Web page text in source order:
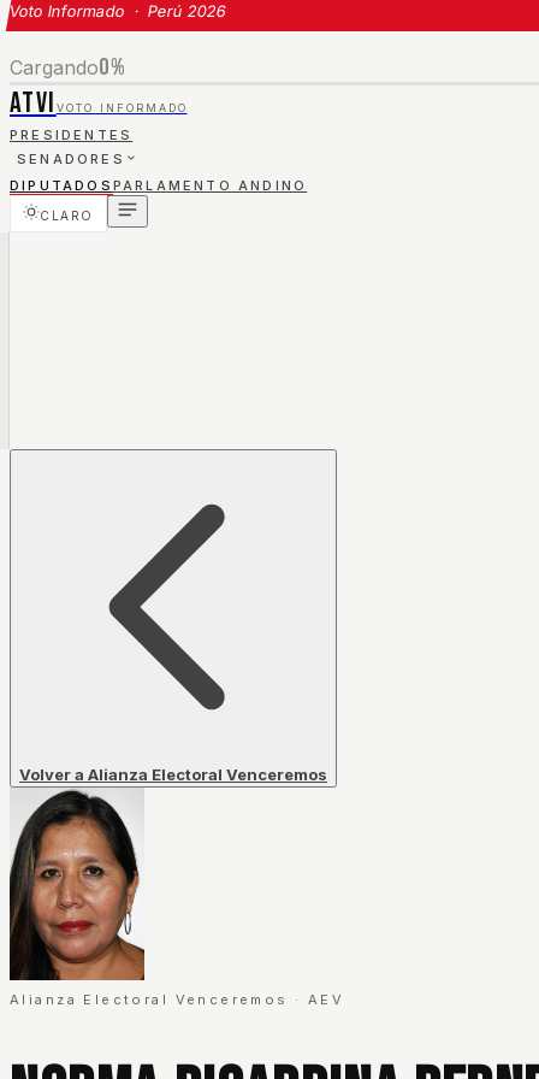
Voto Informado · Perú 2026
Cargando0%
ATVI VOTO INFORMADO
PRESIDENTES
SENADORES
DIPUTADOS PARLAMENTO ANDINO
CLARO
Volver a Alianza Electoral Venceremos
Alianza Electoral Venceremos ·AEV